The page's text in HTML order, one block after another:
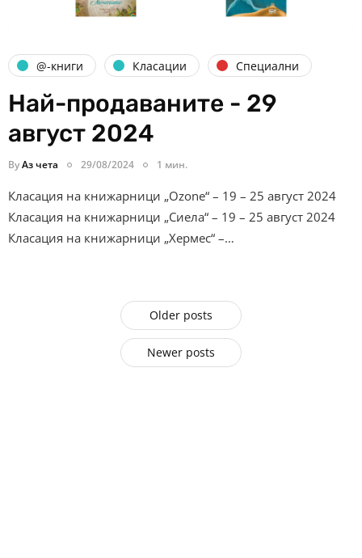
@-книги Класации Специални
Най-продаваните - 29
август 2024
ByАз чета 29/08/2024 1 мин.
Класация на книжарници „Ozone“ – 19 – 25 август 2024
Класация на книжарници „Сиела“ – 19 – 25 август 2024
Класация на книжарници „Хермес“ –…
Older posts
Newer posts